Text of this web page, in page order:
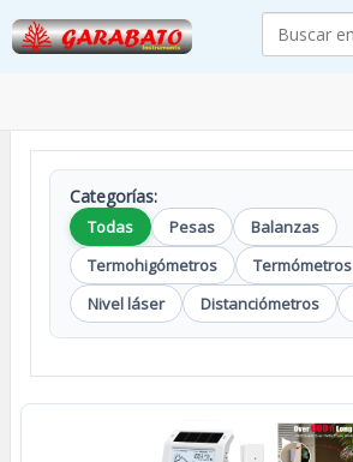
Categorías:
Todas Pesas
Balanzas
Termohigómetros
Termómetros
Nivel láser
Distanciómetros